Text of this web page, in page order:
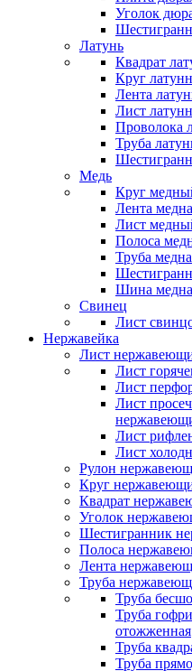
Уголок
Латунь
Квадрат
Круг
Лента
Лист
Проволока
Труба
Медь
Круг
Лента
Лист
Полоса
Труба
Шина
Свинец
Лист
Нержавейка
Лист
Лист
Лист
Лист
Лист
Лист
Рулон
Круг
Квадрат
Уголок
Шестигранник
Полоса
Лента
Труба
Труба
Труба
отожженная
Труба
Труба